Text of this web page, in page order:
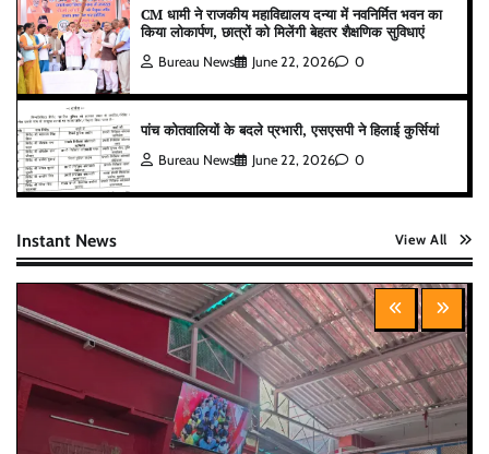
CM धामी ने राजकीय महाविद्यालय दन्या में नवनिर्मित भवन का
किया लोकार्पण, छात्रों को मिलेंगी बेहतर शैक्षणिक सुविधाएं
Bureau News June 22, 2026 0
पांच कोतवालियों के बदले प्रभारी, एसएसपी ने हिलाई कुर्सियां
Bureau News June 22, 2026 0
Instant News View All